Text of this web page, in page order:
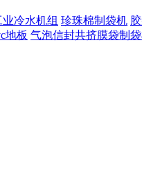
业冷水机组 珍珠棉制袋机
地板 气泡信封共挤膜袋制